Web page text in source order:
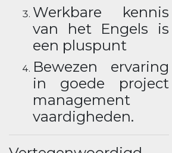
Werkbare kennis
van het Engels is
een pluspunt
Bewezen ervaring
in goede project
management
vaardigheden.